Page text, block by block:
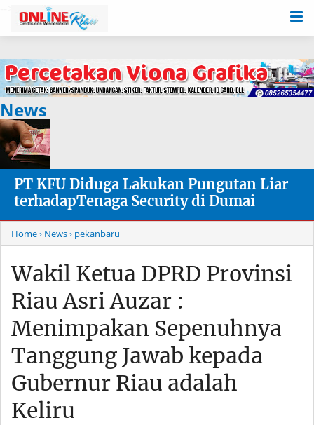
News
PT KFU Diduga Lakukan Pungutan Liar
terhadapTenaga Security di Dumai
Home› News› pekanbaru
Wakil Ketua DPRD Provinsi
Riau Asri Auzar :
Menimpakan Sepenuhnya
Tanggung Jawab kepada
Gubernur Riau adalah
Keliru